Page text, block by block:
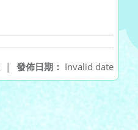
發佈日期： Invalid date
|